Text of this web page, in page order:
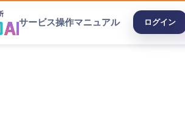
サービス操作マニュアル ログイン